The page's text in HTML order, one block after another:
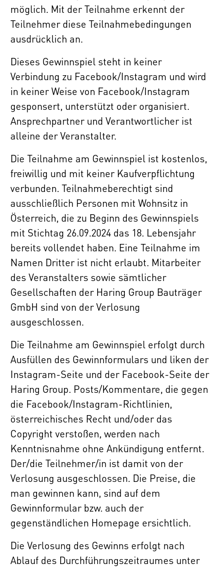
möglich. Mit der Teilnahme erkennt der
Teilnehmer diese Teilnahmebedingungen
ausdrücklich an.
Dieses Gewinnspiel steht in keiner
Verbindung zu Facebook/Instagram und wird
in keiner Weise von Facebook/Instagram
gesponsert, unterstützt oder organisiert.
Ansprechpartner und Verantwortlicher ist
alleine der Veranstalter.
Die Teilnahme am Gewinnspiel ist kostenlos,
freiwillig und mit keiner Kaufverpflichtung
verbunden. Teilnahmeberechtigt sind
ausschließlich Personen mit Wohnsitz in
Österreich, die zu Beginn des Gewinnspiels
mit Stichtag 26.09.2024 das 18. Lebensjahr
bereits vollendet haben. Eine Teilnahme im
Namen Dritter ist nicht erlaubt. Mitarbeiter
des Veranstalters sowie sämtlicher
Gesellschaften der Haring Group Bauträger
GmbH sind von der Verlosung
ausgeschlossen.
Die Teilnahme am Gewinnspiel erfolgt durch
Ausfüllen des Gewinnformulars und liken der
Instagram-Seite und der Facebook-Seite der
Haring Group. Posts/Kommentare, die gegen
die Facebook/Instagram-Richtlinien,
österreichisches Recht und/oder das
Copyright verstoßen, werden nach
Kenntnisnahme ohne Ankündigung entfernt.
Der/die Teilnehmer/in ist damit von der
Verlosung ausgeschlossen. Die Preise, die
man gewinnen kann, sind auf dem
Gewinnformular bzw. auch der
gegenständlichen Homepage ersichtlich.
Die Verlosung des Gewinns erfolgt nach
Ablauf des Durchführungszeitraumes unter